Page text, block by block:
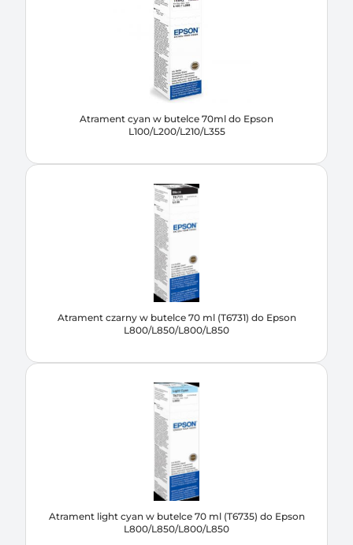
Atrament cyan w butelce 70ml do Epson
L100/L200/L210/L355
Atrament czarny w butelce 70 ml (T6731) do Epson
L800/L850/L800/L850
Atrament light cyan w butelce 70 ml (T6735) do Epson
L800/L850/L800/L850